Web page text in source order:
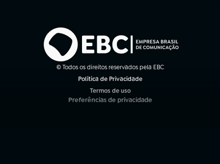
© Todos os direitos reservados pela EBC
Política de Privacidade
Termos de uso
(abre em nova aba)
Preferências de privacidade